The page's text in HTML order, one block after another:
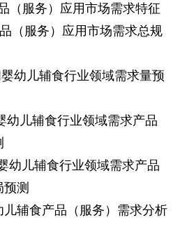
（服务）应用市场需求特征
（服务）应用市场需求总规
幼儿辅食行业领域需求量预
幼儿辅食行业领域需求产品
幼儿辅食行业领域需求产品
预测
辅食产品（服务）需求分析